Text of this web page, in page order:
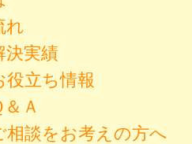
れ
決実績
役立ち情報
Ａ
相談をお考えの方へ